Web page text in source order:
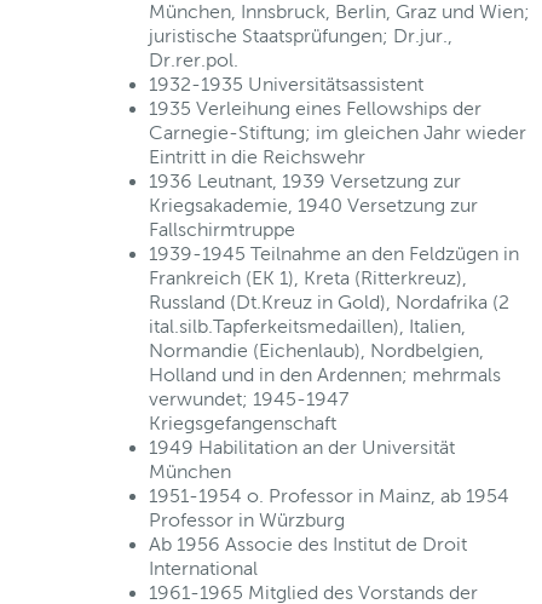
München, Innsbruck, Berlin, Graz und Wien;
juristische Staatsprüfungen; Dr.jur.,
Dr.rer.pol.
1932-1935 Universitätsassistent
1935 Verleihung eines Fellowships der
Carnegie-Stiftung; im gleichen Jahr wieder
Eintritt in die Reichswehr
1936 Leutnant, 1939 Versetzung zur
Kriegsakademie, 1940 Versetzung zur
Fallschirmtruppe
1939-1945 Teilnahme an den Feldzügen in
Frankreich (EK 1), Kreta (Ritterkreuz),
Russland (Dt.Kreuz in Gold), Nordafrika (2
ital.silb.Tapferkeitsmedaillen), Italien,
Normandie (Eichenlaub), Nordbelgien,
Holland und in den Ardennen; mehrmals
verwundet; 1945-1947
Kriegsgefangenschaft
1949 Habilitation an der Universität
München
1951-1954 o. Professor in Mainz, ab 1954
Professor in Würzburg
Ab 1956 Associe des Institut de Droit
International
1961-1965 Mitglied des Vorstands der